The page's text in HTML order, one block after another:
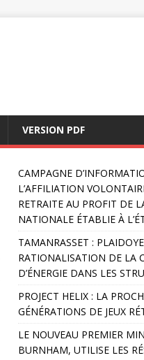
VERSION PDF
CAMPAGNE
L’AFFILIATION
RETRAITE AU PROFIT DE
NATIONALE ÉTABLIE À
TAMANRASSET :
RATIONALISATION DE LA
D’ÉNERGIE DANS LES
PROJECT HELIX : LA
GÉNÉRATIONS DE JEUX
LE NOUVEAU PREMIER
BURNHAM, UTILISE LES